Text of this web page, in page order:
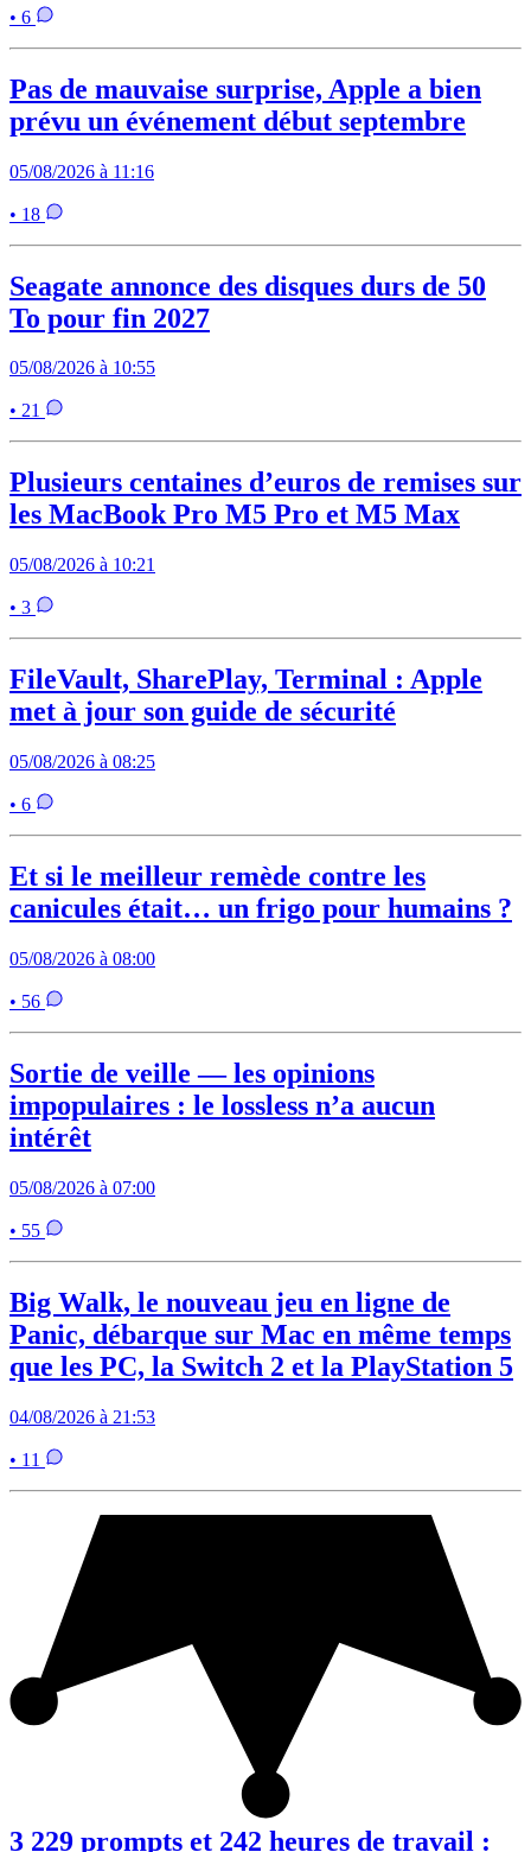
• 6
Pas de mauvaise surprise, Apple a bien
prévu un événement début septembre
05/08/2026 à 11:16
• 18
Seagate annonce des disques durs de 50
To pour fin 2027
05/08/2026 à 10:55
• 21
Plusieurs centaines d’euros de remises sur
les MacBook Pro M5 Pro et M5 Max
05/08/2026 à 10:21
• 3
FileVault, SharePlay, Terminal : Apple
met à jour son guide de sécurité
05/08/2026 à 08:25
• 6
Et si le meilleur remède contre les
canicules était… un frigo pour humains ?
05/08/2026 à 08:00
• 56
Sortie de veille — les opinions
impopulaires : le lossless n’a aucun
intérêt
05/08/2026 à 07:00
• 55
Big Walk, le nouveau jeu en ligne de
Panic, débarque sur Mac en même temps
que les PC, la Switch 2 et la PlayStation 5
04/08/2026 à 21:53
• 11
3 229 prompts et 242 heures de travail :